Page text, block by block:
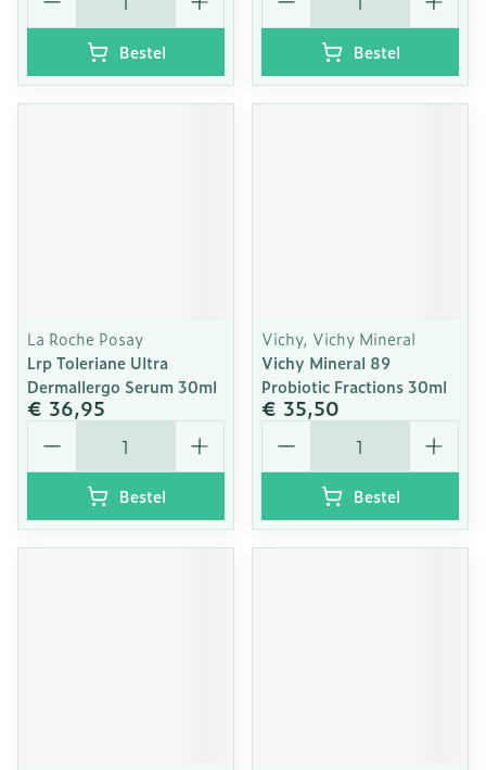
Bestel Bestel
La Roche Posay
Lrp Toleriane Ultra
Dermallergo Serum 30ml
€ 36,95
Aantal
Bestel
Vichy, Vichy Mineral
Vichy Mineral 89
Probiotic Fractions 30ml
€ 35,50
Aantal
Bestel